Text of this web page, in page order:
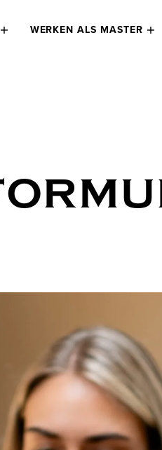
WERKEN ALS MASTER